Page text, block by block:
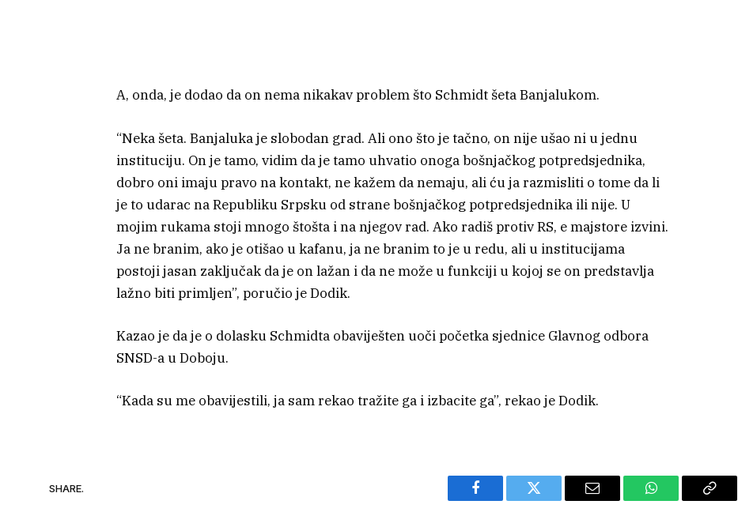
A, onda, je dodao da on nema nikakav problem što Schmidt šeta Banjalukom.
“Neka šeta. Banjaluka je slobodan grad. Ali ono što je tačno, on nije ušao ni u jednu
instituciju. On je tamo, vidim da je tamo uhvatio onoga bošnjačkog potpredsjednika,
dobro oni imaju pravo na kontakt, ne kažem da nemaju, ali ću ja razmisliti o tome da li
je to udarac na Republiku Srpsku od strane bošnjačkog potpredsjednika ili nije. U
mojim rukama stoji mnogo štošta i na njegov rad. Ako radiš protiv RS, e majstore izvini.
Ja ne branim, ako je otišao u kafanu, ja ne branim to je u redu, ali u institucijama
postoji jasan zaključak da je on lažan i da ne može u funkciji u kojoj se on predstavlja
lažno biti primljen”, poručio je Dodik.
Kazao je da je o dolasku Schmidta obaviješten uoči početka sjednice Glavnog odbora
SNSD-a u Doboju.
“Kada su me obavijestili, ja sam rekao tražite ga i izbacite ga”, rekao je Dodik.
SHARE.
Facebook Twitter Email WhatsAppCopy